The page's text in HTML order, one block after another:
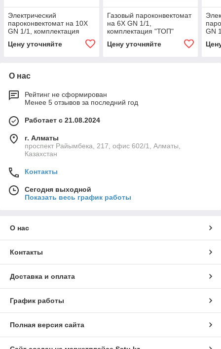
Электрический
пароконвектомат на 10X
GN 1/1, комплектация
Цену уточняйте
Газовый пароконвектомат
на 6X GN 1/1,
комплектация "ТОП"
Цену уточняйте
GN
О нас
Рейтинг не сформирован
Менее 5 отзывов за последний год
Работает с 21.08.2024
г. Алматы
проспект Райымбека, 217, офис 602/1, Алматы,
Казахстан
Контакты
Сегодня выходной
Показать весь график работы
О нас
Контакты
Доставка и оплата
График работы
Полная версия сайта